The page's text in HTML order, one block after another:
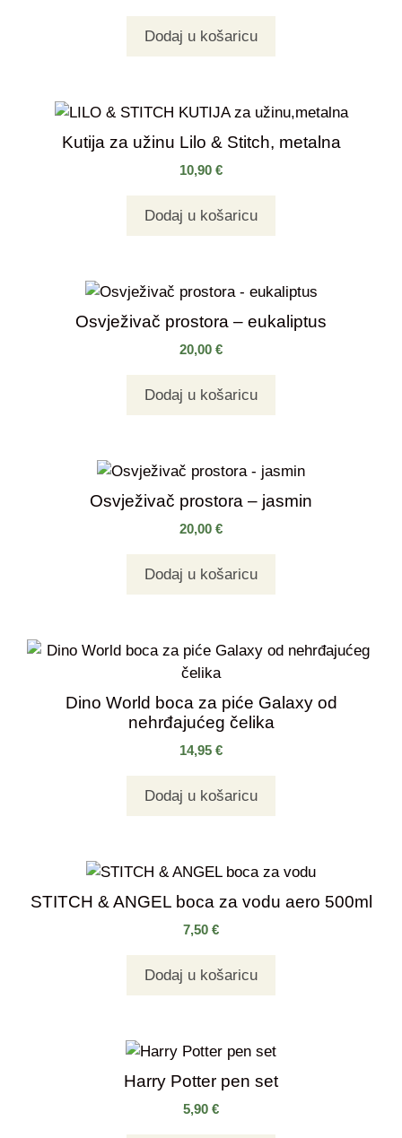
Dodaj u košaricu
Kutija za užinu Lilo & Stitch, metalna
10,90 €
Dodaj u košaricu
Osvježivač prostora – eukaliptus
20,00 €
Dodaj u košaricu
Osvježivač prostora – jasmin
20,00 €
Dodaj u košaricu
Dino World boca za piće Galaxy od
nehrđajućeg čelika
14,95 €
Dodaj u košaricu
STITCH & ANGEL boca za vodu aero 500ml
7,50 €
Dodaj u košaricu
Harry Potter pen set
5,90 €